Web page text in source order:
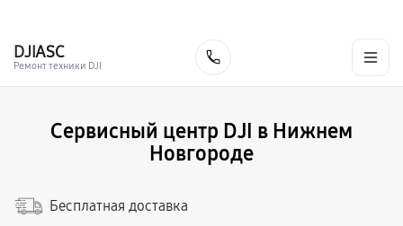
DJIASC
Ремонт техники DJI
Сервисный центр DJI в Нижнем
Новгороде
Бесплатная доставка